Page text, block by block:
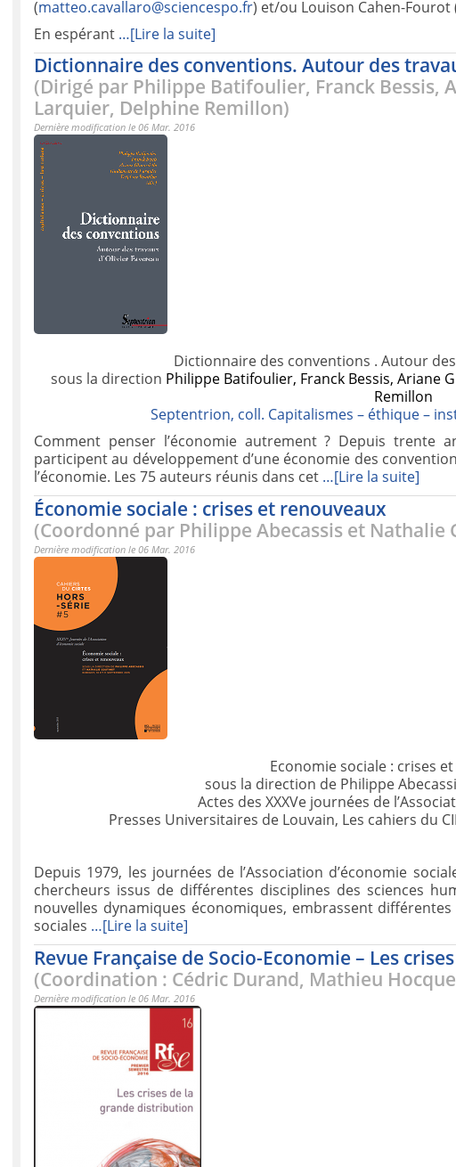
(matteo.cavallaro@sciencespo.fr) et/ou Louison Cahen-Fourot
En espérant …[Lire la suite]
Dictionnaire des conventions. Autour des
(Dirigé par Philippe Batifoulier, Franck Bessis,
Larquier, Delphine Remillon)
Dernière modification le 06 Mar. 2016
Dictionnaire des conventions . Autour
sous la direction Philippe Batifoulier, Franck Bessis, Ariane
Remillon
Septentrion, coll. Capitalismes – éthique –
Comment penser l’économie autrement ? Depuis trente
participent au développement d’une économie des
l’économie. Les 75 auteurs réunis dans cet …[Lire la suite]
Économie sociale : crises et renouveaux
(Coordonné par Philippe Abecassis et Nathalie
Dernière modification le 06 Mar. 2016
Economie sociale : crises
sous la direction de Philippe
Actes des XXXVe journées de
Presses Universitaires de Louvain, Les cahiers du
Depuis 1979, les journées de l’Association d’économie
chercheurs issus de différentes disciplines des sciences
nouvelles dynamiques économiques, embrassent
sociales …[Lire la suite]
Revue Française de Socio-Economie – Les
(Coordination : Cédric Durand, Mathieu
Dernière modification le 06 Mar. 2016